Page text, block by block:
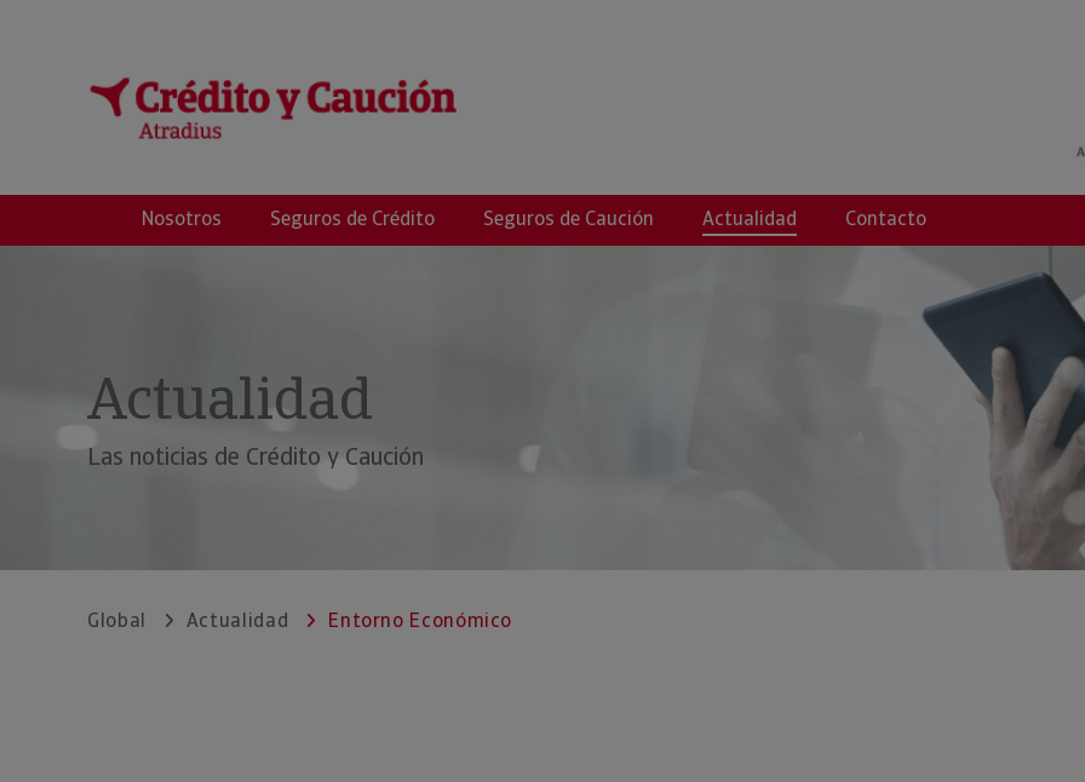
Global Seguros de Crédito
Nosotros Seguros de Crédito Seguros de Caución Actualidad Contacto
Actualidad
Las noticias de Crédito y Caución
Global Actualidad Entorno Económico